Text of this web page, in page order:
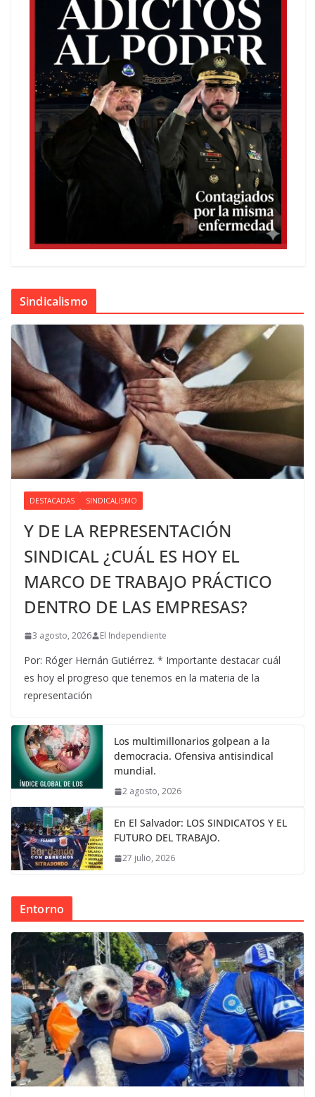
Sindicalismo
DESTACADAS SINDICALISMO
Y DE LA REPRESENTACIÓN
SINDICAL ¿CUÁL ES HOY EL
MARCO DE TRABAJO PRÁCTICO
DENTRO DE LAS EMPRESAS?
3 agosto, 2026 El Independiente
Por: Róger Hernán Gutiérrez. * Importante destacar cuál
es hoy el progreso que tenemos en la materia de la
representación
Los multimillonarios golpean a la
democracia. Ofensiva antisindical
mundial.
2 agosto, 2026
En El Salvador: LOS SINDICATOS Y EL
FUTURO DEL TRABAJO.
27 julio, 2026
Entorno